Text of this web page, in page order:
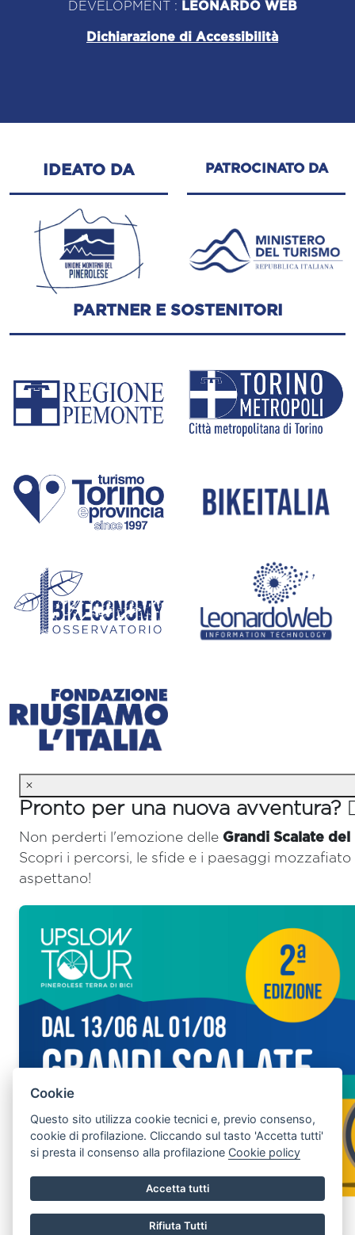
DEVELOPMENT : LEONARDO WEB
Dichiarazione di Accessibilità
IDEATO DA PATROCINATO DA
PARTNER E SOSTENITORI
Cookie
Questo sito utilizza cookie tecnici e, previo consenso,
cookie di profilazione. Cliccando sul tasto 'Accetta tutti'
si presta il consenso alla profilazione Cookie policy
Accetta tutti
Rifiuta Tutti
×
Pronto per una nuova avventura?
Non perderti l'emozione delle Grandi Scalate
Scopri i percorsi, le sfide e i paesaggi mozzafiato
aspettano!